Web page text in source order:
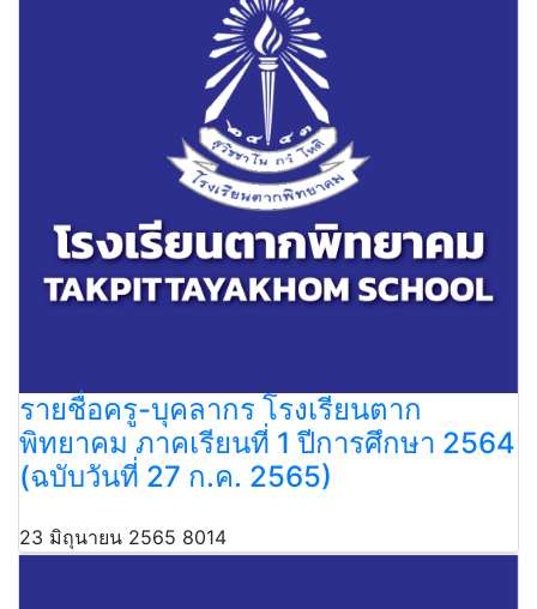
รายชื่อครู-บุคลากร โรงเรียนตาก
พิทยาคม ภาคเรียนที่ 1 ปีการศึกษา 2564
(ฉบับวันที่ 27 ก.ค. 2565)
23 มิถุนายน 2565 8014